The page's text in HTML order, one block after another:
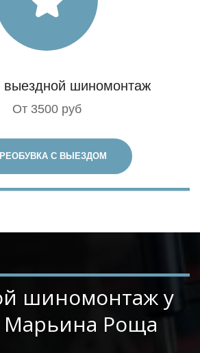
выездной шиномонтаж
От 3500 руб
С ВЫЕЗДОМ
шиномонтаж у
Марьина Роща